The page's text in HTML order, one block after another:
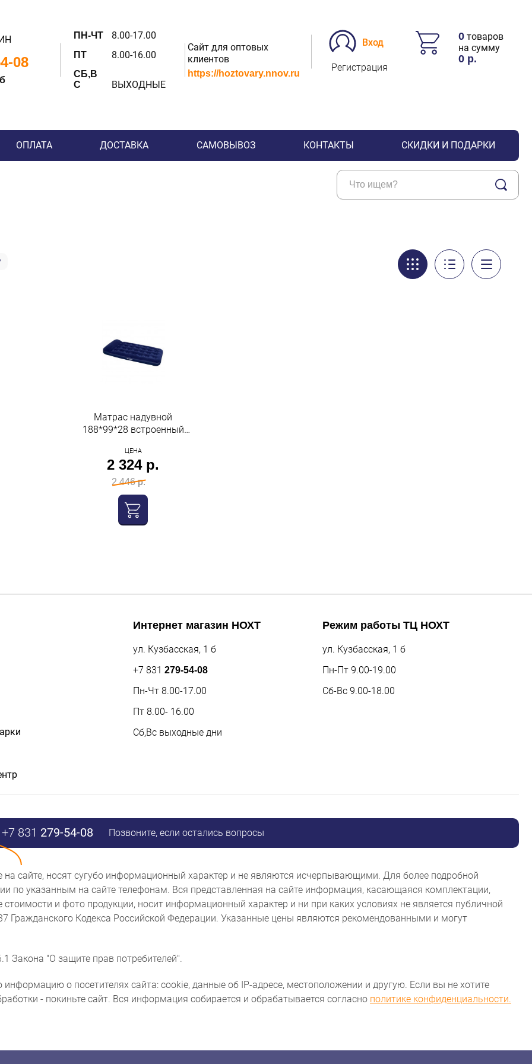
08
ПН-ЧТ 8.00-17.00
ПТ 8.00-16.00
СБ,В
С
ВЫХОДНЫЕ
Сайт для оптовых
клиентов
https://hoztovary.nnov.ru
Вход
Регистрация
0 товаров
на сумму
0 р.
ОПЛАТА ДОСТАВКА САМОВЫВОЗ КОНТАКТЫ СКИДКИ И ПОДАРКИ
Матрас надувной
188*99*28 встроенный
Bestway
ЦЕНА
2 324 р.
2 446 р.
Интернет магазин НОХТ
ул. Кузбасская, 1 б
+7 831 279-54-08
Пн-Чт 8.00-17.00
Пт 8.00- 16.00
Сб,Вс выходные дни
Режим работы ТЦ НОХТ
ул. Кузбасская, 1 б
Пн-Пт 9.00-19.00
Сб-Вс 9.00-18.00
+7 831 279-54-08 Позвоните, если остались вопросы
сайте, носят сугубо информационный характер и не являются исчерпывающими. Для более подробной
по указанным на сайте телефонам. Вся представленная на сайте информация, касающаяся комплектации,
стоимости и фото продукции, носит информационный характер и ни при каких условиях не является публичной
Гражданского Кодекса Российской Федерации. Указанные цены являются рекомендованными и могут
Закона "О защите прав потребителей".
о посетителях сайта: cookie, данные об IP-адресе, местоположении и другую. Если вы не хотите
- покиньте сайт. Вся информация собирается и обрабатывается согласно политике конфиденциальности.